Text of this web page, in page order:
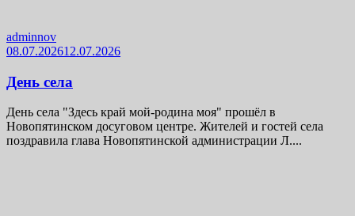
adminnov
08.07.202612.07.2026
День села
День села "Здесь край мой-родина моя" прошёл в
Новопятинском досуговом центре. Жителей и гостей села
поздравила глава Новопятинской администрации Л....